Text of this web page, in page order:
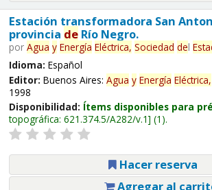
Estación transformadora San
provincia deRío Negro.
por Agua y Energía Eléctrica, Sociedad del
Idioma: Español
Editor: Buenos Aires: Agua y Energía Eléctrica,
1998
Disponibilidad: Ítems disponibles para
topográfica: 621.374.5/A282/v.1 (1).
Hacer reserva
Agregar al